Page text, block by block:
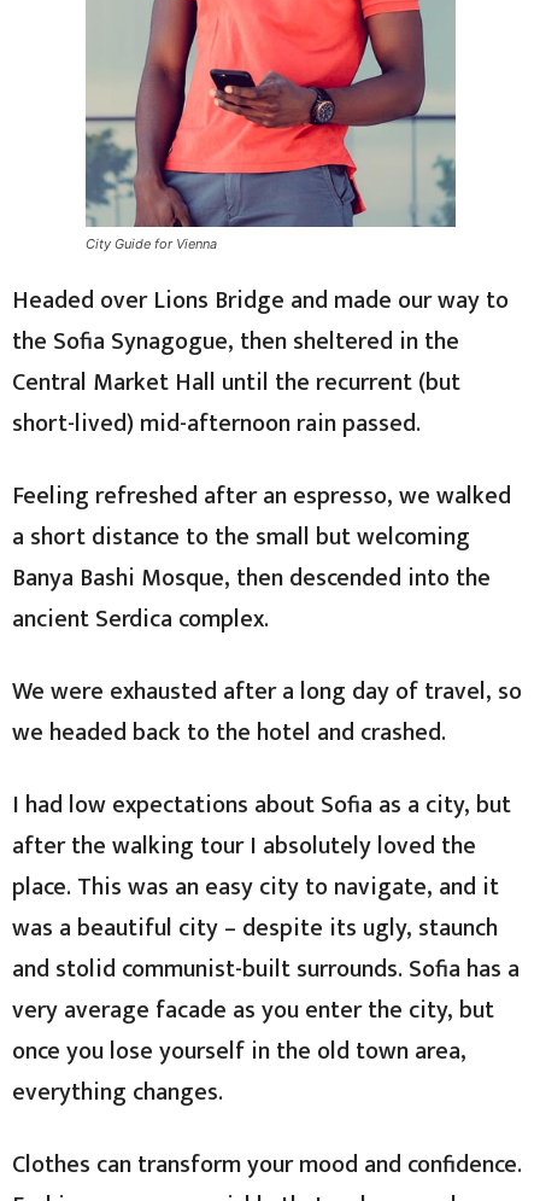
City Guide for Vienna
Headed over Lions Bridge and made our way to
the Sofia Synagogue, then sheltered in the
Central Market Hall until the recurrent (but
short-lived) mid-afternoon rain passed.
Feeling refreshed after an espresso, we walked
a short distance to the small but welcoming
Banya Bashi Mosque, then descended into the
ancient Serdica complex.
We were exhausted after a long day of travel, so
we headed back to the hotel and crashed.
I had low expectations about Sofia as a city, but
after the walking tour I absolutely loved the
place. This was an easy city to navigate, and it
was a beautiful city – despite its ugly, staunch
and stolid communist-built surrounds. Sofia has a
very average facade as you enter the city, but
once you lose yourself in the old town area,
everything changes.
Clothes can transform your mood and confidence.